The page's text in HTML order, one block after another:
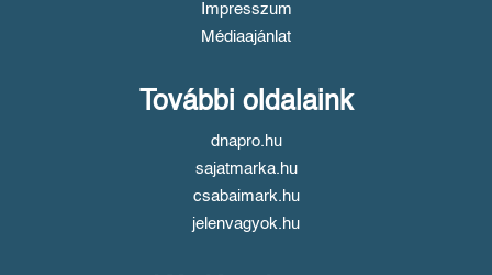
Impresszum
Médiaajánlat
További oldalaink
dnapro.hu
sajatmarka.hu
csabaimark.hu
jelenvagyok.hu